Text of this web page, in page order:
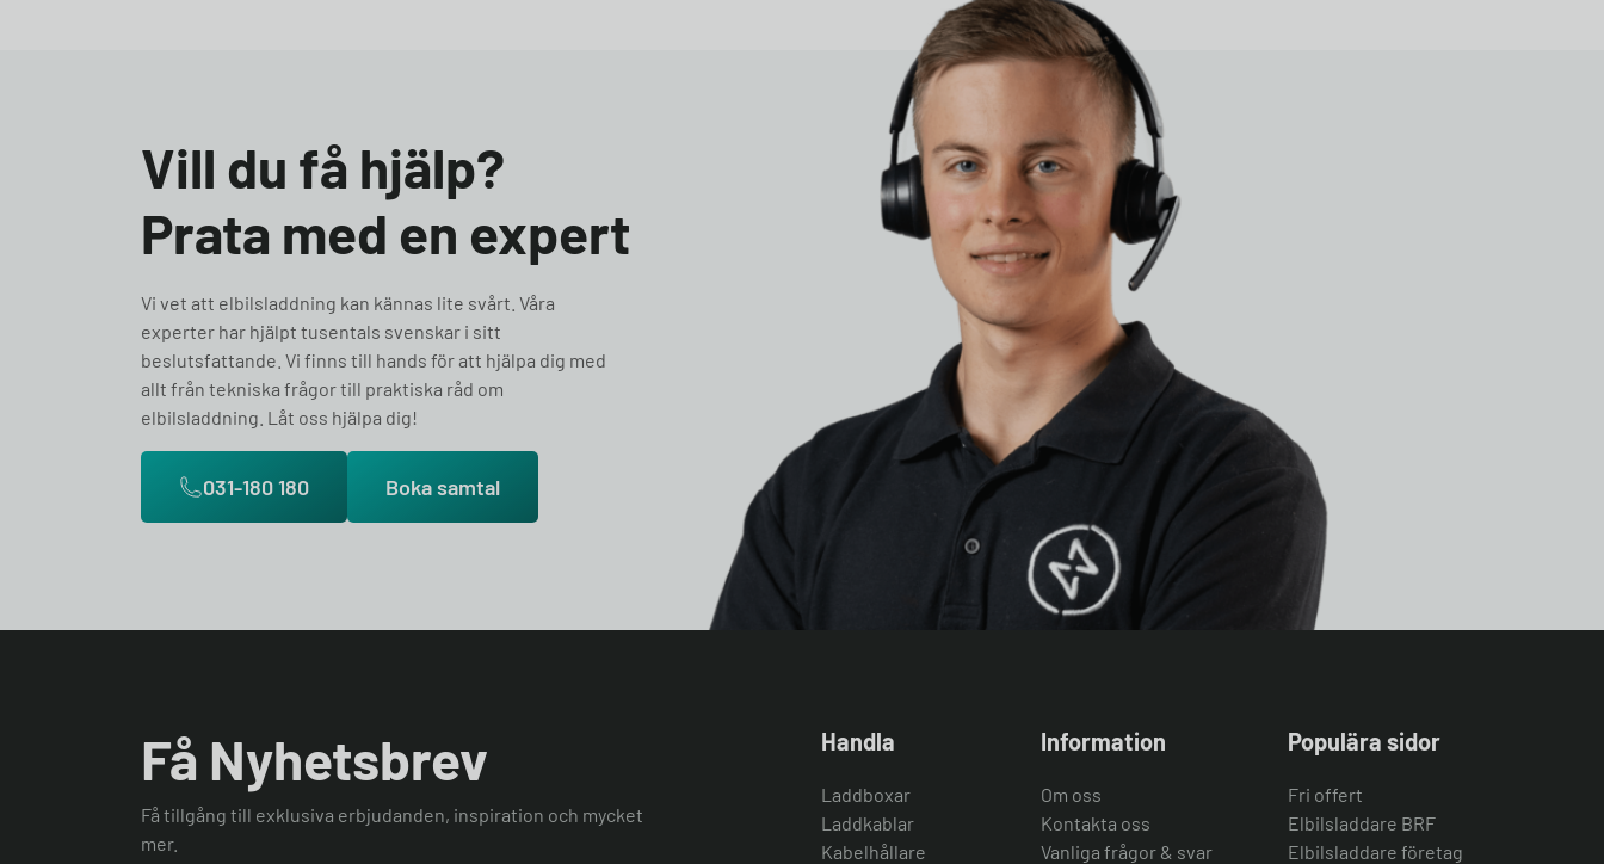
Vill du få hjälp?
Prata med en expert
Vi vet att elbilsladdning kan kännas lite svårt. Våra
experter har hjälpt tusentals svenskar i sitt
beslutsfattande. Vi finns till hands för att hjälpa dig med
allt från tekniska frågor till praktiska råd om
elbilsladdning. Låt oss hjälpa dig!
031-180 180 Boka samtal
Få Nyhetsbrev
Få tillgång till exklusiva erbjudanden, inspiration och mycket
mer.
Handla
Laddboxar
Laddkablar
Kabelhållare
Information
Om oss
Kontakta oss
Vanliga frågor & svar
Populära sidor
Fri offert
Elbilsladdare BRF
Elbilsladdare företag